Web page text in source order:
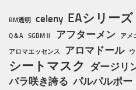
BM透明 celeny EAシリーズ
Q＆A SGBMⅡ アフターメン アメ
アロマエッセンス アロマドール
シートマスク ダージリ
バラ咲き誇る パルパルポー